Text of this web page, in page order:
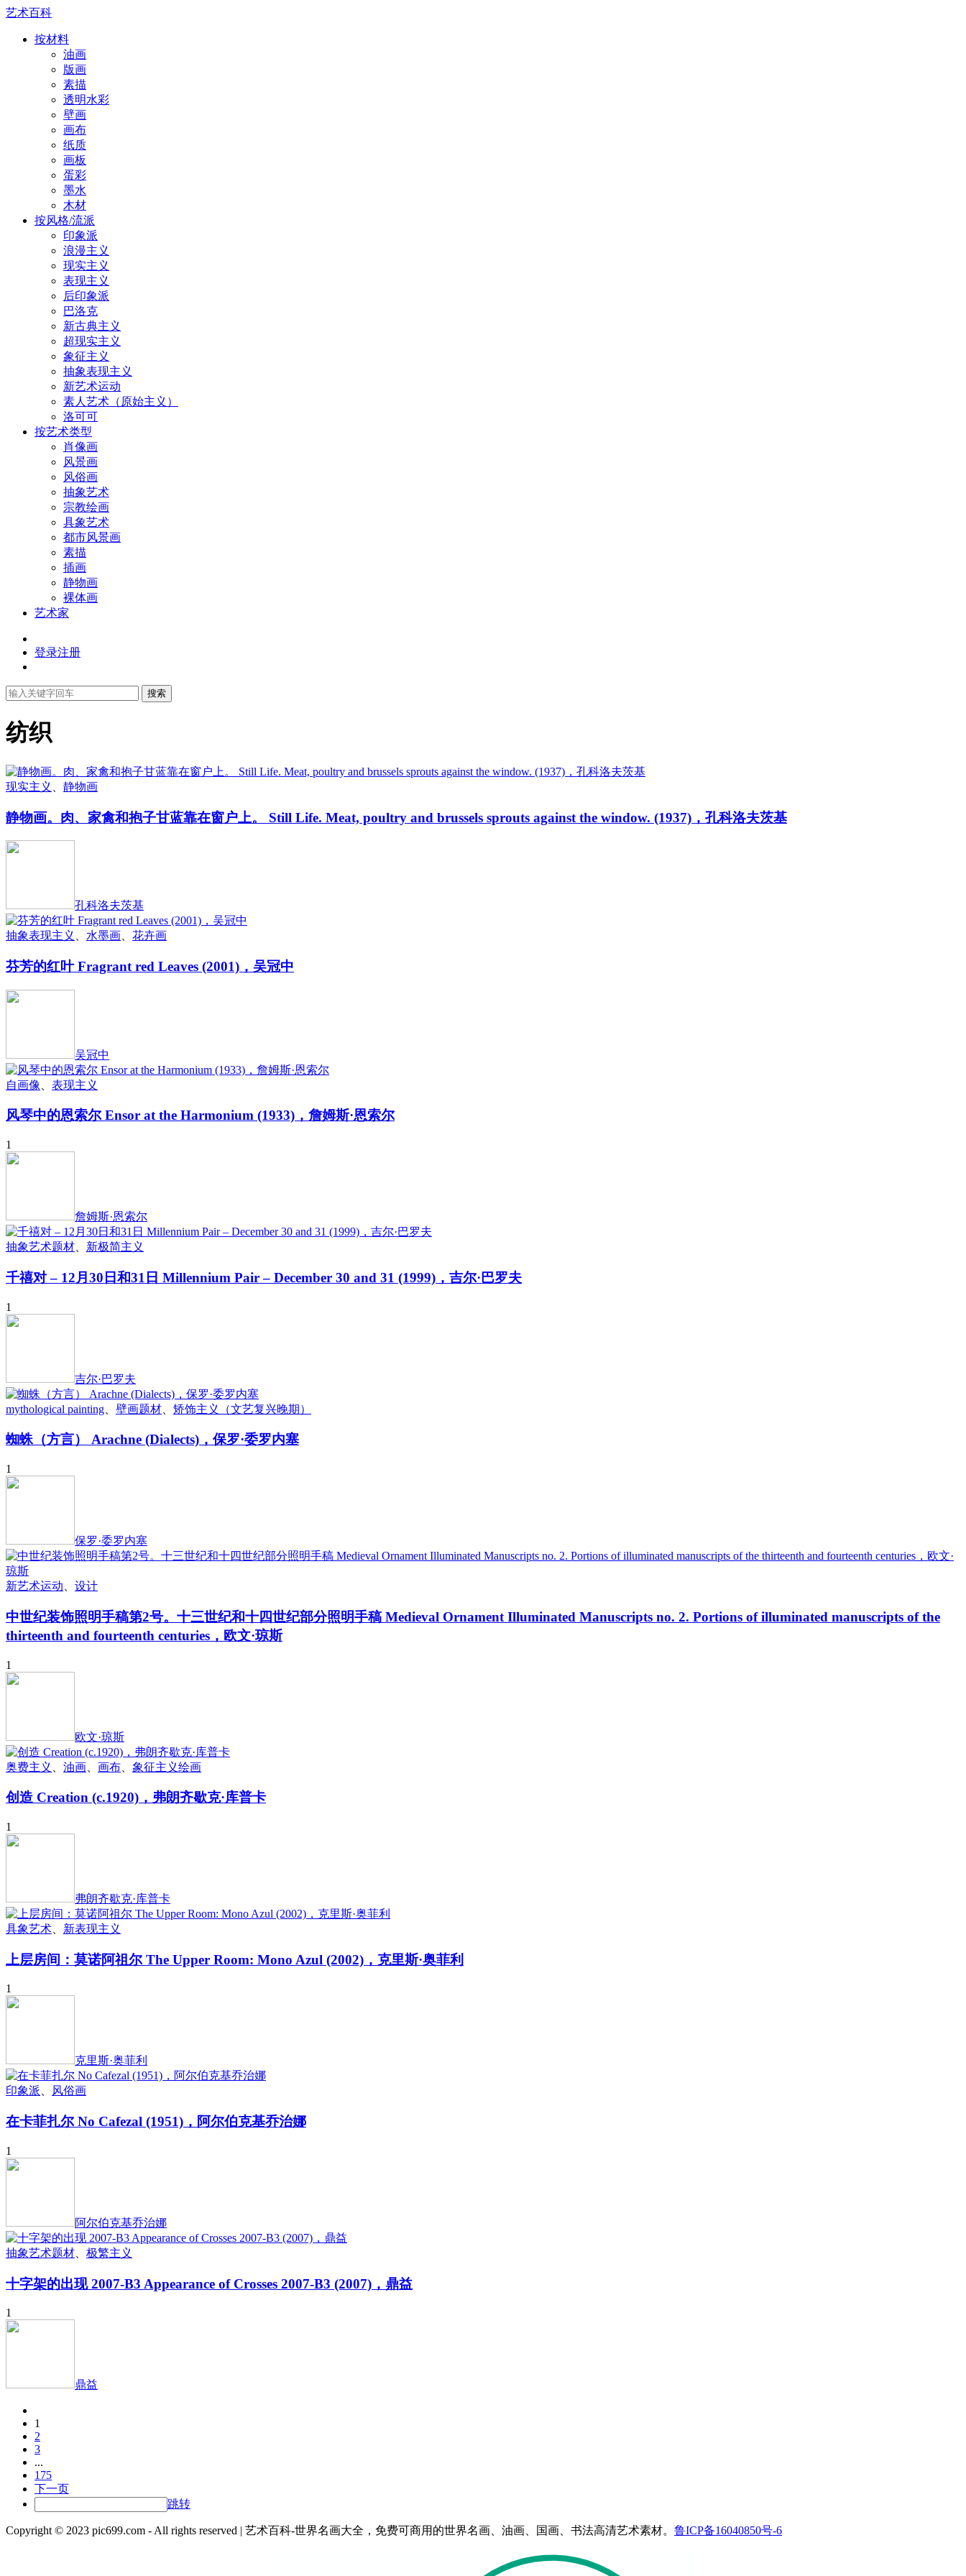
艺术百科
按材料
油画
版画
素描
透明水彩
壁画
画布
纸质
画板
蛋彩
墨水
木材
按风格/流派
印象派
浪漫主义
现实主义
表现主义
后印象派
巴洛克
新古典主义
超现实主义
象征主义
抽象表现主义
新艺术运动
素人艺术（原始主义）
洛可可
按艺术类型
肖像画
风景画
风俗画
抽象艺术
宗教绘画
具象艺术
都市风景画
素描
插画
静物画
裸体画
艺术家
登录注册
搜索
纺织
现实主义 静物画
静物画。肉、家禽和抱子甘蓝靠在窗户上。 Still Life. Meat, poultry and brussels sprouts against the window. (1937)，孔科洛夫茨基
孔科洛夫茨基
抽象表现主义 水墨画 花卉画
芬芳的红叶 Fragrant red Leaves (2001)，吴冠中
吴冠中
自画像 表现主义
风琴中的恩索尔 Ensor at the Harmonium (1933)，詹姆斯·恩索尔
1
詹姆斯·恩索尔
抽象艺术题材 新极简主义
千禧对 – 12月30日和31日 Millennium Pair – December 30 and 31 (1999)，吉尔·巴罗夫
1
吉尔·巴罗夫
mythological painting 壁画题材 矫饰主义（文艺复兴晚期）
蜘蛛（方言） Arachne (Dialects)，保罗·委罗内塞
1
保罗·委罗内塞
新艺术运动 设计
中世纪装饰照明手稿第2号。十三世纪和十四世纪部分照明手稿 Medieval Ornament Illuminated Manuscripts no. 2. Portions of illuminated manuscripts of the
thirteenth and fourteenth centuries，欧文·琼斯
1
欧文·琼斯
奥费主义 油画 画布 象征主义绘画
创造 Creation (c.1920)，弗朗齐歇克·库普卡
1
弗朗齐歇克·库普卡
具象艺术 新表现主义
上层房间：莫诺阿祖尔 The Upper Room: Mono Azul (2002)，克里斯·奥菲利
1
克里斯·奥菲利
印象派 风俗画
在卡菲扎尔 No Cafezal (1951)，阿尔伯克基乔治娜
1
阿尔伯克基乔治娜
抽象艺术题材 极繁主义
十字架的出现 2007-B3 Appearance of Crosses 2007-B3 (2007)，鼎益
1
鼎益
1
2
3
...
175
下一页
跳转
Copyright © 2023 pic699.com - All rights reserved | 艺术百科-世界名画大全，免费可商用的世界名画、油画、国画、书法高清艺术素材。 鲁ICP备16040850号-6